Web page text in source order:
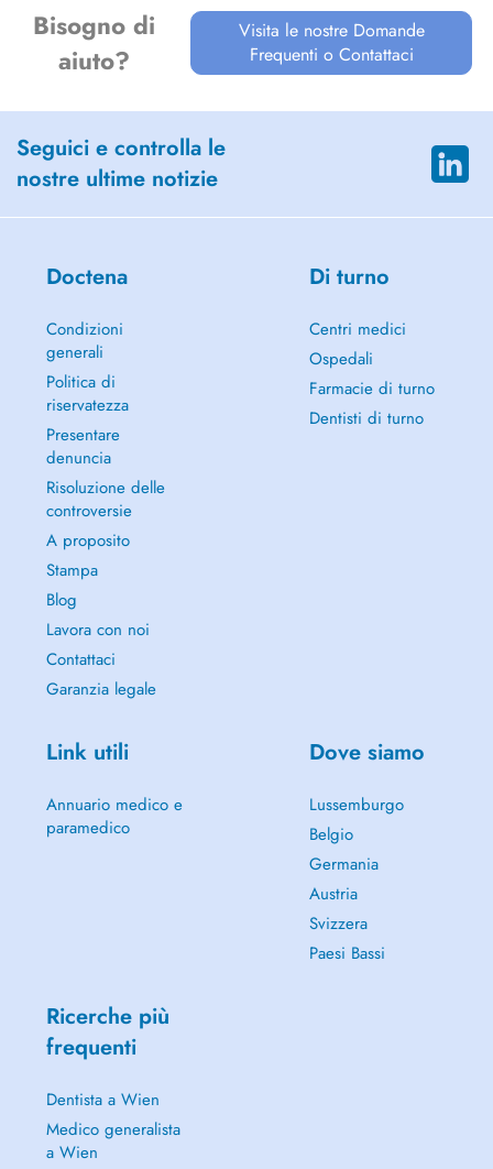
Bisogno di
aiuto?
Visita le nostre Domande
Frequenti o Contattaci
Seguici e controlla le
nostre ultime notizie
Doctena
Condizioni
generali
Politica di
riservatezza
Presentare
denuncia
Risoluzione delle
controversie
A proposito
Stampa
Blog
Lavora con noi
Contattaci
Garanzia legale
Di turno
Centri medici
Ospedali
Farmacie di turno
Dentisti di turno
Link utili
Annuario medico e
paramedico
Dove siamo
Lussemburgo
Belgio
Germania
Austria
Svizzera
Paesi Bassi
Ricerche più
frequenti
Dentista a Wien
Medico generalista
a Wien